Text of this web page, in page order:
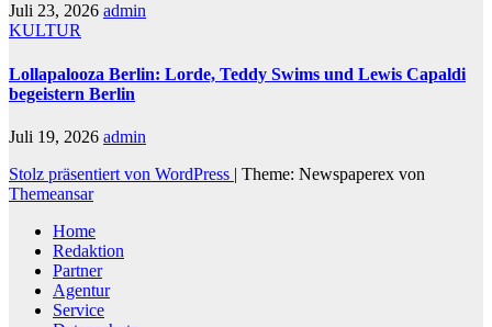
Juli 23, 2026 admin
KULTUR
Lollapalooza Berlin: Lorde, Teddy Swims und Lewis Capaldi
begeistern Berlin
Juli 19, 2026 admin
Stolz präsentiert von WordPress | Theme: Newspaperex von
Themeansar
Home
Redaktion
Partner
Agentur
Service